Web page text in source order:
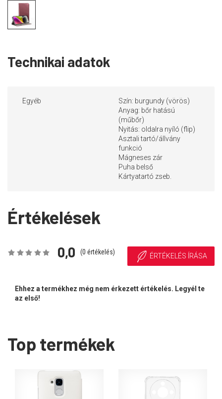
Technikai adatok
Egyéb
Szín: burgundy (vörös)
Anyag: bőr hatású
(műbőr)
Nyitás: oldalra nyíló (flip)
Asztali tartó/állvány
funkció
Mágneses zár
Puha belső
Kártyatartó zseb.
Értékelések
0,0 (0 értékelés) ÉRTÉKELÉS ÍRÁSA
Ehhez a termékhez még nem érkezett értékelés. Legyél te
az első!
Top termékek